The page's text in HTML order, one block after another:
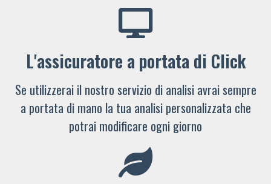
L'assicuratore a portata di Click
Se utilizzerai il nostro servizio di analisi avrai sempre
a portata di mano la tua analisi personalizzata che
potrai modificare ogni giorno